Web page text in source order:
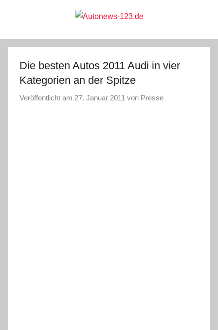
Autonews-
123.de
Die besten Autos 2011 Audi in vier
Kategorien an der Spitze
Veröffentlicht am 27. Januar 2011 von Presse